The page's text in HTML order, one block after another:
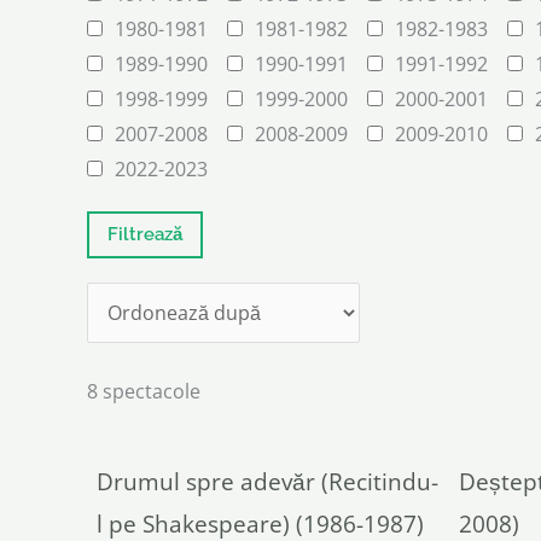
1980-1981
1981-1982 1982-1983
1989-1990
1990-1991 1991-1992
1998-1999
1999-2000 2000-2001
2007-2008
2008-2009 2009-2010
2022-2023
8 spectacole
Drumul spre adevăr (Recitindu-
l pe Shakespeare) (1986-1987)
2008)